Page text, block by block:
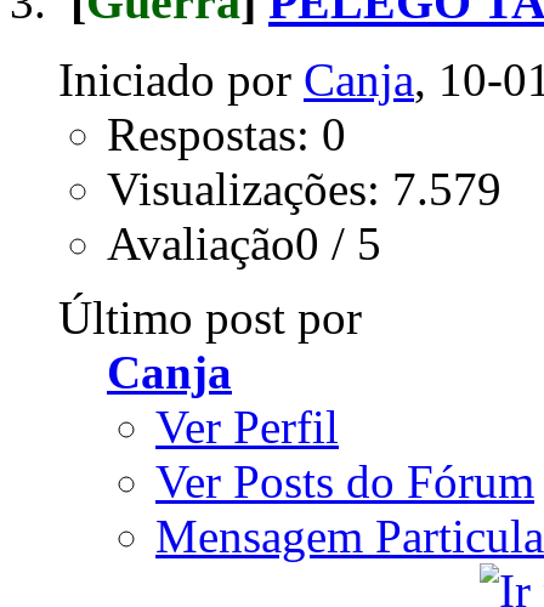
Iniciado por Canja, 10-
Respostas: 0
Visualizações: 7.579
Avaliação0 / 5
Último post por
Canja
Ver Perfil
Ver Posts do Fórum
Mensagem